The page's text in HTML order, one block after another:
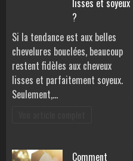
lisses et soyeux
?
Si la tendance est aux belles
chevelures bouclées, beaucoup
restent fidèles aux cheveux
lisses et parfaitement soyeux.
Seulement,…
Comment